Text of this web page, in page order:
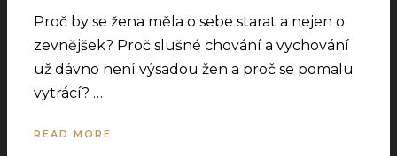
Proč by se žena měla o sebe starat a nejen o
zevnějšek? Proč slušné chování a vychování
už dávno není výsadou žen a proč se pomalu
vytrácí? …
READ MORE